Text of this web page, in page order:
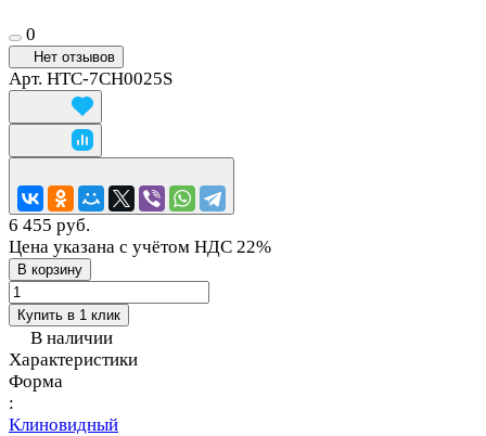
0
Нет отзывов
Арт. HTC-7CH0025S
6 455 руб.
Цена указана с учётом НДС 22%
В корзину
Купить в 1 клик
В наличии
Характеристики
Форма
:
Клиновидный